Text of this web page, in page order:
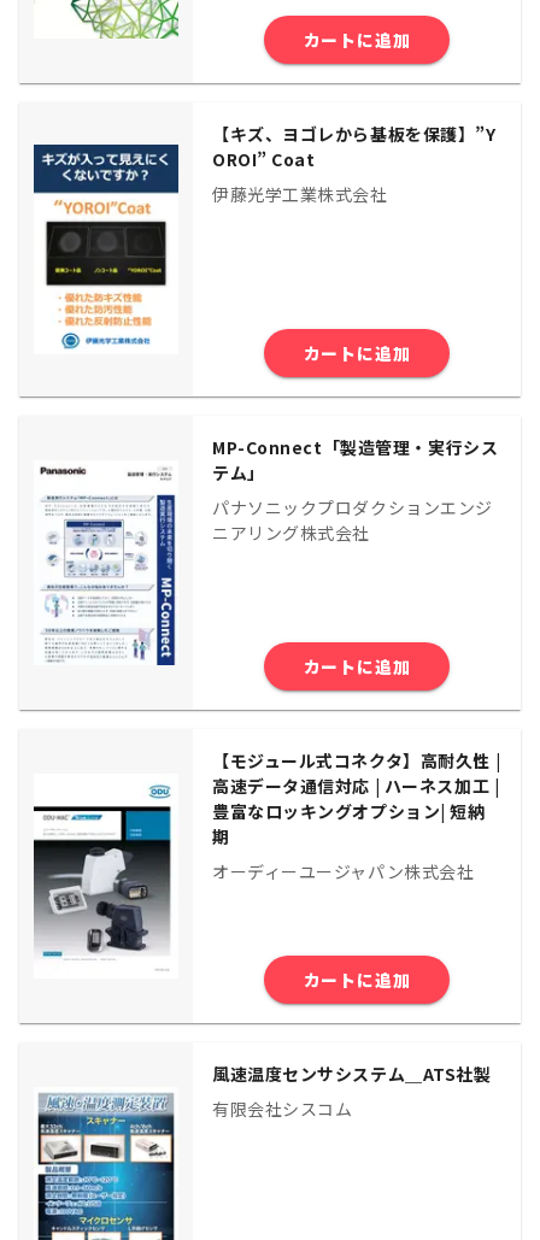
カートに追加
【キズ、ヨゴレから基板を保護】”Y
OROI” Coat
伊藤光学工業株式会社
カートに追加
MP-Connect「製造管理・実行シス
テム」
パナソニックプロダクションエンジ
ニアリング株式会社
カートに追加
【モジュール式コネクタ】高耐久性 |
高速データ通信対応 | ハーネス加工 |
豊富なロッキングオプション| 短納
期
オーディーユージャパン株式会社
カートに追加
風速温度センサシステム＿ATS社製
有限会社シスコム